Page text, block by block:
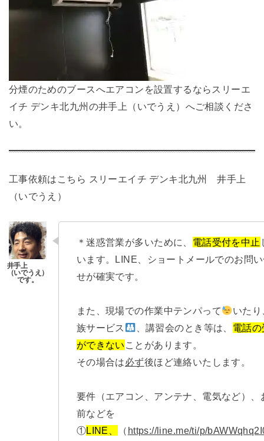
分煙のためのブースへエアコンを設置するならスリーエ
イチ デンキ北九州の井手上（いでうえ）へご相談くださ
い。
工事依頼はこちら スリーエイチ デンキ北九州 井手上
（いでうえ）
＊迷惑営業が多いために、 電話受付を中止
います。LINE、ショートメールでのお問
せが確実です。
また、現場での作業中テンパって
いたり
族サービス
、講習会のとき等は、 電話の
ができない ことがあります。
その場合は必ず後ほど連絡いたします。
要件（エアコン、アンテナ、電気など）、
前などを
①LINE、 （ https://line.me/ti/p/